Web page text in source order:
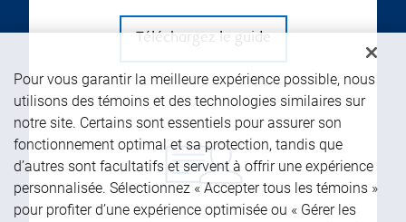
Téléchargez le guide
Pour vous garantir la meilleure expérience possible, nous
utilisons des témoins et des technologies similaires sur
notre site. Certains sont essentiels pour assurer son
fonctionnement optimal et sa protection, tandis que
d’autres sont facultatifs et servent à offrir une expérience
personnalisée. Sélectionnez « Accepter tous les témoins »
pour profiter d’une expérience optimisée ou « Gérer les